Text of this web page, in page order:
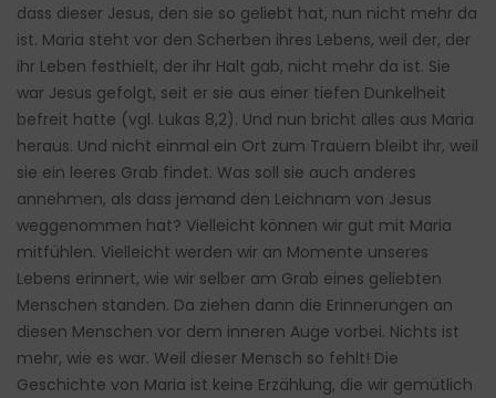
dass dieser Jesus, den sie so geliebt hat, nun nicht mehr da
ist. Maria steht vor den Scherben ihres Lebens, weil der, der
ihr Leben festhielt, der ihr Halt gab, nicht mehr da ist. Sie
war Jesus gefolgt, seit er sie aus einer tiefen Dunkelheit
befreit hatte (vgl. Lukas 8,2). Und nun bricht alles aus Maria
heraus. Und nicht einmal ein Ort zum Trauern bleibt ihr, weil
sie ein leeres Grab findet. Was soll sie auch anderes
annehmen, als dass jemand den Leichnam von Jesus
weggenommen hat? Vielleicht können wir gut mit Maria
mitfühlen. Vielleicht werden wir an Momente unseres
Lebens erinnert, wie wir selber am Grab eines geliebten
Menschen standen. Da ziehen dann die Erinnerungen an
diesen Menschen vor dem inneren Auge vorbei. Nichts ist
mehr, wie es war. Weil dieser Mensch so fehlt! Die
Geschichte von Maria ist keine Erzählung, die wir gemütlich